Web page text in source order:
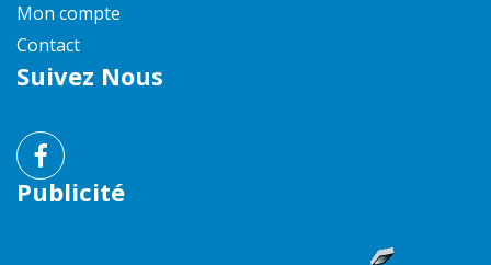
Mon compte
Contact
Suivez Nous
Publicité